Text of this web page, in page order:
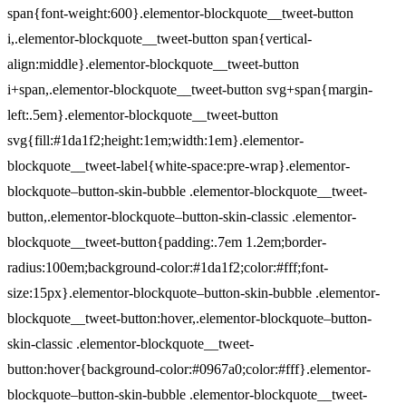
span{font-weight:600}.elementor-blockquote__tweet-button
i,.elementor-blockquote__tweet-button span{vertical-
align:middle}.elementor-blockquote__tweet-button
i+span,.elementor-blockquote__tweet-button svg+span{margin-
left:.5em}.elementor-blockquote__tweet-button
svg{fill:#1da1f2;height:1em;width:1em}.elementor-
blockquote__tweet-label{white-space:pre-wrap}.elementor-
blockquote–button-skin-bubble .elementor-blockquote__tweet-
button,.elementor-blockquote–button-skin-classic .elementor-
blockquote__tweet-button{padding:.7em 1.2em;border-
radius:100em;background-color:#1da1f2;color:#fff;font-
size:15px}.elementor-blockquote–button-skin-bubble .elementor-
blockquote__tweet-button:hover,.elementor-blockquote–button-
skin-classic .elementor-blockquote__tweet-
button:hover{background-color:#0967a0;color:#fff}.elementor-
blockquote–button-skin-bubble .elementor-blockquote__tweet-